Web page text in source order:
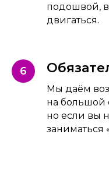
подошвой,
двигаться.
Мы даём
на большой
но если вы
заниматься